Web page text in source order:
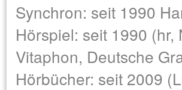
Synchron: seit 1990
Hörspiel: seit 1990
Vitaphon, Deutsche
Hörbücher: seit 2009